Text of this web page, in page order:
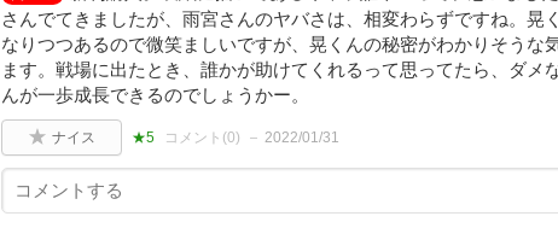
さんでてきましたが、雨宮さんのヤバさは、相変わらずですね。晃
なりつつあるので微笑ましいですが、晃くんの秘密がわかりそうな
ます。戦場に出たとき、誰かが助けてくれるって思ってたら、ダメ
んが一歩成長できるのでしょうかー。
ナイス ★5 コメント(0) 2022/01/31